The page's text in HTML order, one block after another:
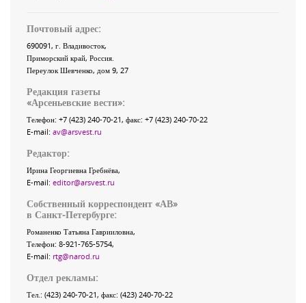
Почтовый адрес:
690091, г. Владивосток,
Приморский край, Россия
Переулок Шевченко, дом 9, 27
Редакция газеты
«Арсеньевские вести»:
Телефон: +7 (423) 240-70-21, факс: +7 (423) 240-70-22
E-mail: av@arsvest.ru
Редактор:
Ирина Георгиевна Гребнёва,
E-mail: editor@arsvest.ru
Собственный корреспондент «АВ»
в Санкт-Петербурге:
Романенко Татьяна Гаврииловна,
Телефон: 8-921-765-5754,
E-mail: rtg@narod.ru
Отдел рекламы:
Тел.: (423) 240-70-21, факс: (423) 240-70-22